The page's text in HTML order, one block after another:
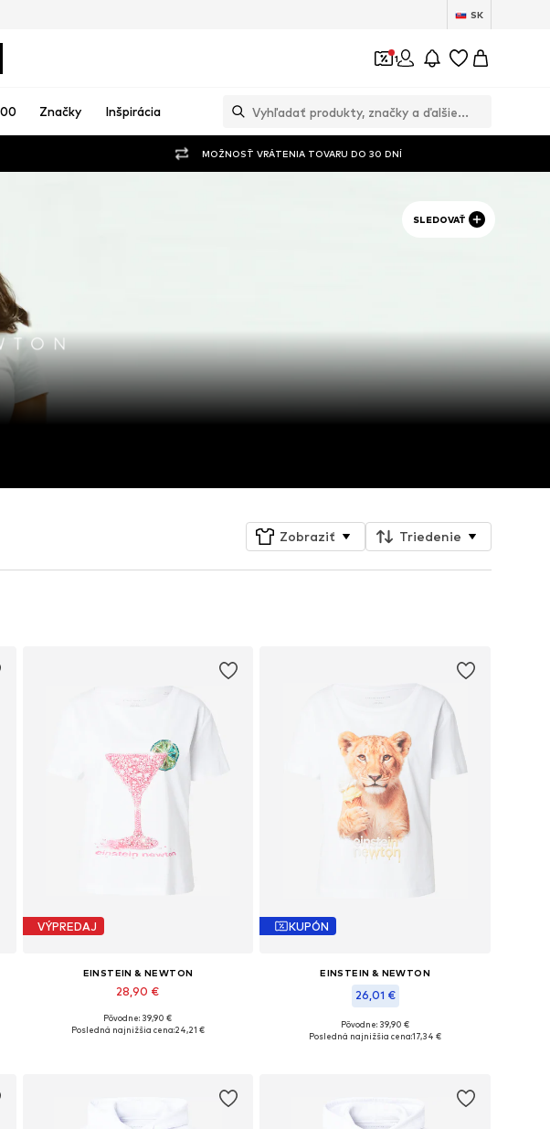
SK
1
Značky Inšpirácia
MOŽNOSŤ VRÁTENIA TOVARU DO 30 DNÍ
SLEDOVAŤ
Zobraziť Triedenie
VÝPREDAJ
EINSTEIN & NEWTON
28,90 €
Dostupné veľkosti: XS, S, M, L, XL
Pôvodne: 39,90 €
Posledná najnižšia cena:24,21 €
KUPÓN
EINSTEIN & NEWTON
26,01 €
Dostupné veľkosti: S, M, XL
Pôvodne: 39,90 €
Posledná najnižšia cena:17,34 €